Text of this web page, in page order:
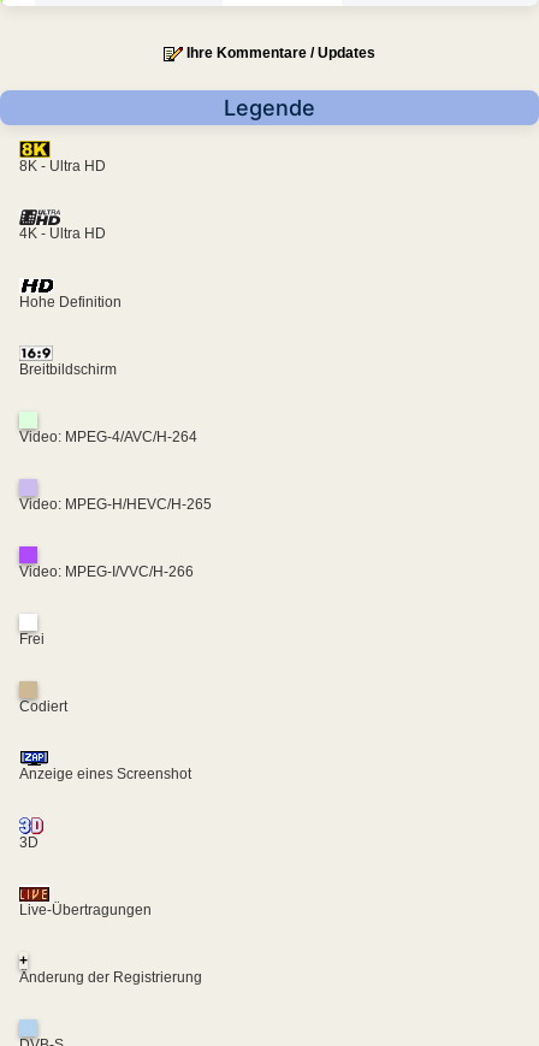
Ihre Kommentare / Updates
Legende
8K - Ultra HD
4K - Ultra HD
Hohe Definition
Breitbildschirm
Video: MPEG-4/AVC/H-264
Video: MPEG-H/HEVC/H-265
Video: MPEG-I/VVC/H-266
Frei
Codiert
Anzeige eines Screenshot
3D
Live-Übertragungen
+
Änderung der Registrierung